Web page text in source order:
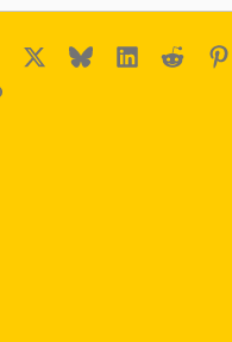
Facebook BlueskyLinkedIn
Reddit
Enlace